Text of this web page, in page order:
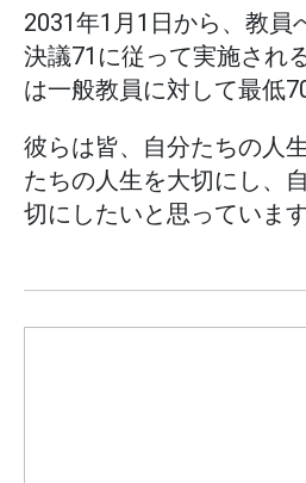
2031年1月1日から、教員
決議71に従って実施され
は一般教員に対して最低
彼らは皆、自分たちの人
たちの人生を大切にし、
切にしたいと思っています